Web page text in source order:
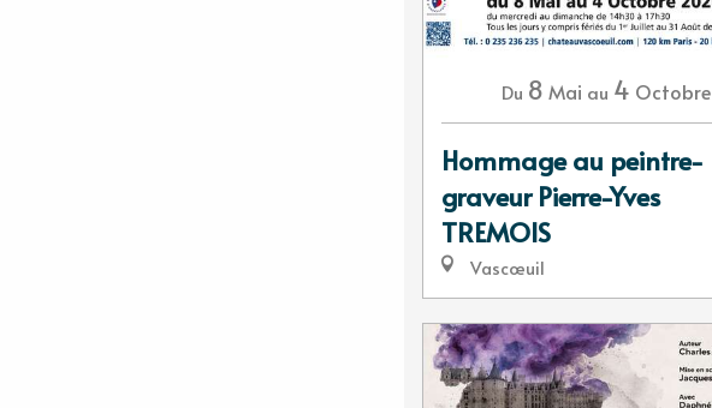
Du 8 Mai au 4 Octobre
Hommage au peintre-
graveur Pierre-Yves
TREMOIS
Vascœuil